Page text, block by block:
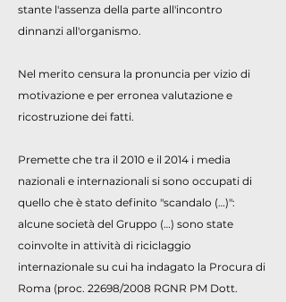
stante l'assenza della parte all'incontro
dinnanzi all'organismo.
Nel merito censura la pronuncia per vizio di
motivazione e per erronea valutazione e
ricostruzione dei fatti.
Premette che tra il 2010 e il 2014 i media
nazionali e internazionali si sono occupati di
quello che è stato definito "scandalo (…)":
alcune società del Gruppo (…) sono state
coinvolte in attività di riciclaggio
internazionale su cui ha indagato la Procura di
Roma (proc. 22698/2008 RGNR PM Dott.